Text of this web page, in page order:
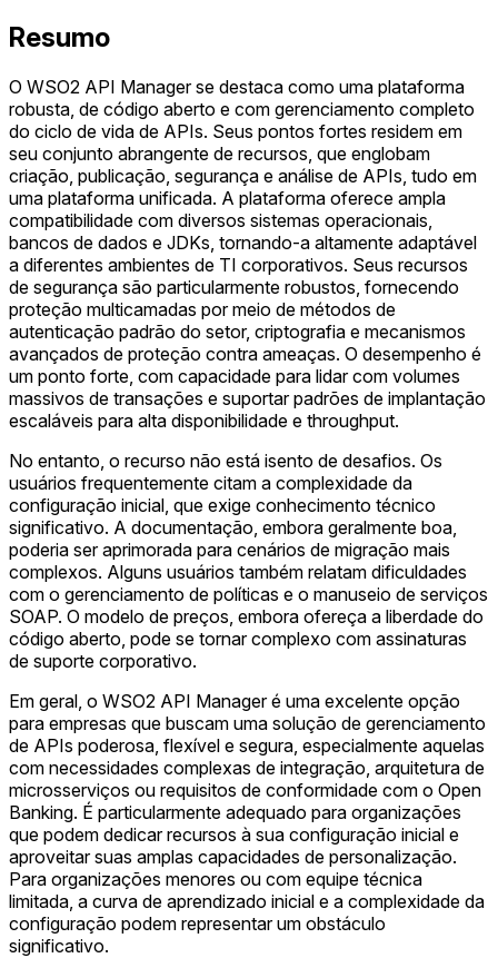
Resumo
O WSO2 API Manager se destaca como uma plataforma
robusta, de código aberto e com gerenciamento completo
do ciclo de vida de APIs. Seus pontos fortes residem em
seu conjunto abrangente de recursos, que englobam
criação, publicação, segurança e análise de APIs, tudo em
uma plataforma unificada. A plataforma oferece ampla
compatibilidade com diversos sistemas operacionais,
bancos de dados e JDKs, tornando-a altamente adaptável
a diferentes ambientes de TI corporativos. Seus recursos
de segurança são particularmente robustos, fornecendo
proteção multicamadas por meio de métodos de
autenticação padrão do setor, criptografia e mecanismos
avançados de proteção contra ameaças. O desempenho é
um ponto forte, com capacidade para lidar com volumes
massivos de transações e suportar padrões de implantação
escaláveis para alta disponibilidade e throughput.
No entanto, o recurso não está isento de desafios. Os
usuários frequentemente citam a complexidade da
configuração inicial, que exige conhecimento técnico
significativo. A documentação, embora geralmente boa,
poderia ser aprimorada para cenários de migração mais
complexos. Alguns usuários também relatam dificuldades
com o gerenciamento de políticas e o manuseio de serviços
SOAP. O modelo de preços, embora ofereça a liberdade do
código aberto, pode se tornar complexo com assinaturas
de suporte corporativo.
Em geral, o WSO2 API Manager é uma excelente opção
para empresas que buscam uma solução de gerenciamento
de APIs poderosa, flexível e segura, especialmente aquelas
com necessidades complexas de integração, arquitetura de
microsserviços ou requisitos de conformidade com o Open
Banking. É particularmente adequado para organizações
que podem dedicar recursos à sua configuração inicial e
aproveitar suas amplas capacidades de personalização.
Para organizações menores ou com equipe técnica
limitada, a curva de aprendizado inicial e a complexidade da
configuração podem representar um obstáculo
significativo.